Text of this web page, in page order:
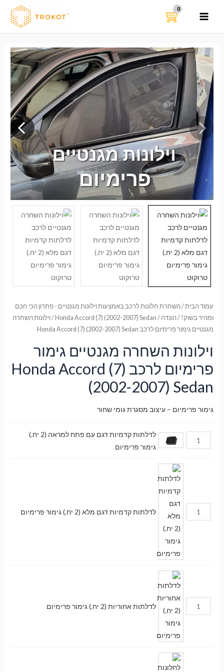
MAIN
עמוד הבית/השחרת חלונות לרכב באמצעות וילונות מגנטיים - פתרון הכי חכם
ומהיר בשוק! /הונדה /
Honda Accord (7) (2002-2007) Sedan / וילונות השחרה
מגנטיים גימור פרימיום לרכב Honda Accord (7) (2002-2007) Sedan
וילונות השחרה מגנטיים גימור
פרימיום לרכב Honda Accord (7)
(2002-2007) Sedan
גימור פרימיום – עיצוב מסגרת גומי שחור
לדלתות קדמיות דגם עם פתח למראה (2 יח.)
גימור פרימיום
לדלתות קדמיות דגם מלא (2 יח.) גימור פרימיום
לדלתות אחוריות (2 יח.) גימור פרימיום